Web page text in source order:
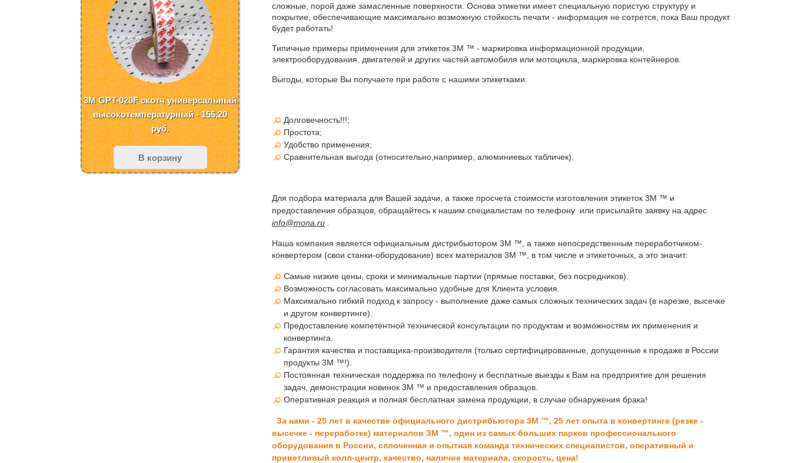
сложные, порой даже замасленные поверхности. Основа этикетки имеет специальную пористую структуру и
покрытие, обеспечивающие максимально возможную стойкость печати - информация не сотрется, пока Ваш продукт
будет работать!
Типичные примеры применения для этикеток 3M ™ - маркировка информационной продукции,
электрооборудования, двигателей и других частей автомобиля или мотоцикла, маркировка контейнеров.
Выгоды, которые Вы получаете при работе с нашими этикетками:
Долговечность!!!;
Простота;
Удобство применения;
Сравнительная выгода (относительно,например, алюминиевых табличек).
Для подбора материала для Вашей задачи, а также просчета стоимости изготовления этикеток 3М ™ и
предоставления образцов, обращайтесь к нашим специалистам по телефону или присылайте заявку на адрес
info@mona.ru
Наша компания является официальным дистрибьютором 3M ™, а также непосредственным переработчиком-
конвертером (свои станки-оборудование) всех материалов 3М ™, в том числе и этикеточных, а это значит:
Самые низкие цены, сроки и минимальные партии (прямые поставки, без посредников).
Возможность согласовать максимально удобные для Клиента условия.
Максимально гибкий подход к запросу - выполнение даже самых сложных технических задач (в нарезке, высечке
и другом конвертинге).
Предоставление компетентной технической консультации по продуктам и возможностям их применения и
конвертинга.
Гарантия качества и поставщика-производителя (только сертифицированные, допущенные к продаже в России
продукты 3М ™!).
Постоянная техническая поддержка по телефону и бесплатные выезды к Вам на предприятие для решения
задач, демонстрации новинок 3М ™ и предоставления образцов.
Оперативная реакция и полная бесплатная замена продукции, в случае обнаружения брака!
За нами - 25 лет в качестве официального дистрибьютора 3M ™, 25 лет опыта в конвертинге (резке -
высечке - переработке) материалов ЗМ ™, один из самых больших парков профессионального
оборудования в России, сплоченная и опытная команда технических специалистов, оперативный и
приветливый колл-центр, качество, наличие материала, скорость, цена!
3M GPT-020F скотч универсальный
высокотемпературный - 155,20
руб.
В корзину